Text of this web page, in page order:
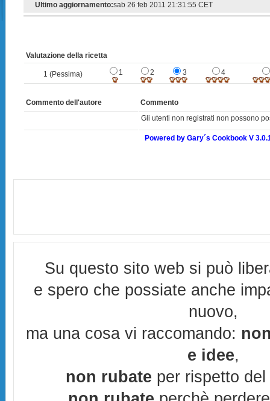
Ultimo aggiornamento:sab 26 feb 2011 21:31:55 CET
Valutazione della ricetta
1 (Pessima) 1 2 3 4
Commento dell'autore
Commento
Gli utenti non registrati non possono
Powered by Gary´s Cookbook V
Su questo sito web si può
e spero che possiate anche
nuovo,
ma una cosa vi raccomando:
e idee,
non rubate per rispetto